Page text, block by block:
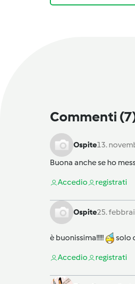
Commenti
Ospite13.
Buona anche se ho
Accedio registrati
Ospite25.
è buonissima!!!!! solo
Accedio registrati